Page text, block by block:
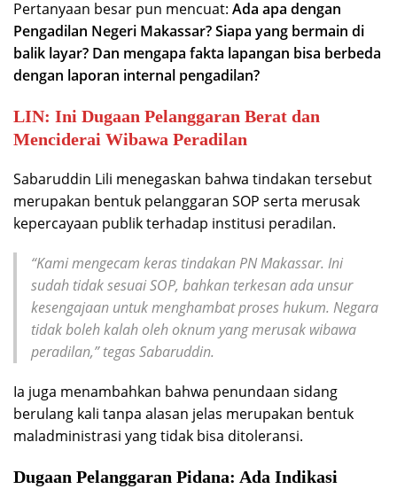
Pertanyaan besar pun mencuat: Ada apa dengan
Pengadilan Negeri Makassar? Siapa yang bermain di
balik layar? Dan mengapa fakta lapangan bisa berbeda
dengan laporan internal pengadilan?
LIN: Ini Dugaan Pelanggaran Berat dan
Menciderai Wibawa Peradilan
Sabaruddin Lili menegaskan bahwa tindakan tersebut
merupakan bentuk pelanggaran SOP serta merusak
kepercayaan publik terhadap institusi peradilan.
“Kami mengecam keras tindakan PN Makassar. Ini
sudah tidak sesuai SOP, bahkan terkesan ada unsur
kesengajaan untuk menghambat proses hukum. Negara
tidak boleh kalah oleh oknum yang merusak wibawa
peradilan,”tegas Sabaruddin.
Ia juga menambahkan bahwa penundaan sidang
berulang kali tanpa alasan jelas merupakan bentuk
maladministrasi yang tidak bisa ditoleransi.
Dugaan Pelanggaran Pidana: Ada Indikasi